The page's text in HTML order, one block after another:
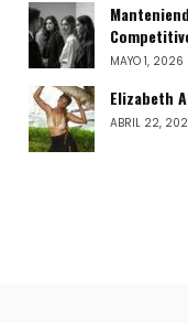
MAYO 1, 2026
Elizabeth
ABRIL 22,